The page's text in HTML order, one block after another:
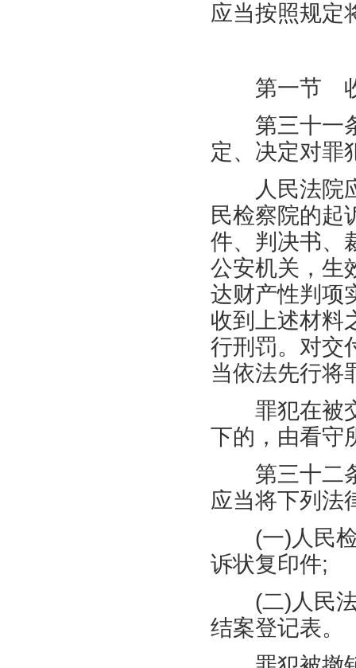
应当按照规定
第一节
第三十一条
定、决定对罪
人民法院应
民检察院的起
件、判决书、
公安机关，生
达财产性判项
收到上述材料
行刑罚。对交
当依法先行将
罪犯在被交
下的，由看守
第三十二条
应当将下列法
(一)人民
诉状复印件;
(二)人民
结案登记表。